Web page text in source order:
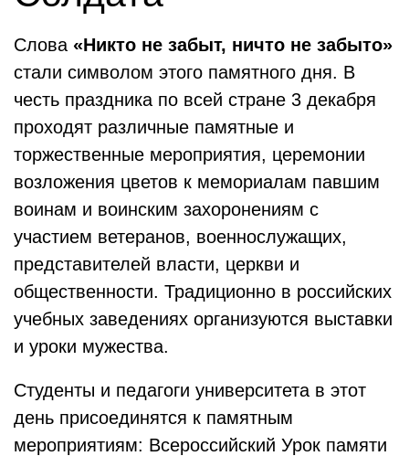
Слова «Никто не забыт, ничто не забыто»
стали символом этого памятного дня. В
честь праздника по всей стране 3 декабря
проходят различные памятные и
торжественные мероприятия, церемонии
возложения цветов к мемориалам павшим
воинам и воинским захоронениям с
участием ветеранов, военнослужащих,
представителей власти, церкви и
общественности. Традиционно в российских
учебных заведениях организуются выставки
и уроки мужества.
Студенты и педагоги университета в этот
день присоединятся к памятным
мероприятиям: Всероссийский Урок памяти